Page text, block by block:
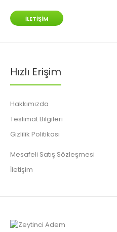
İLETIŞIM
Hızlı Erişim
Hakkımızda
Teslimat Bilgileri
Gizlilik Politikası
Mesafeli Satış Sözleşmesi
İletişim